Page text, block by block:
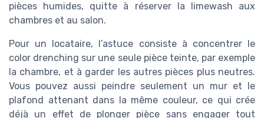
pièces humides, quitte à réserver la limewash aux
chambres et au salon.
Pour un locataire, l’astuce consiste à concentrer le
color drenching sur une seule pièce teinte, par exemple
la chambre, et à garder les autres pièces plus neutres.
Vous pouvez aussi peindre seulement un mur et le
plafond attenant dans la même couleur, ce qui crée
déjà un effet de plonger pièce sans engager tout